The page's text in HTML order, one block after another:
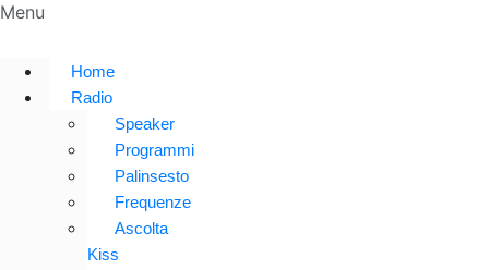
Menu
Home
Radio
Speaker
Programmi
Palinsesto
Frequenze
Ascolta
Kiss